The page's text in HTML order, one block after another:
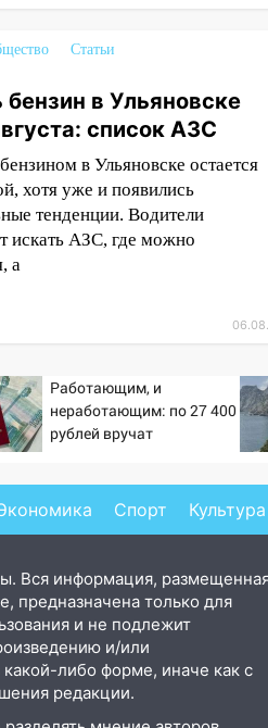
Статьи
бензин в Ульяновске
список АЗС
в Ульяновске остается
хотя уже и появились
тенденции. Водители
искать АЗС, где можно
а
Работающим, и
неработающим: по 27 400
рублей вручат
Спорт Культура
Вся информация,
предназначена только для
и не подлежит
и/или
либо форме, иначе как с
редакции.